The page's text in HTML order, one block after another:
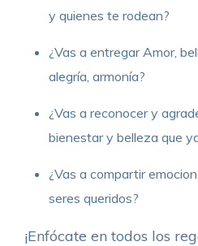
y quienes te rodean?
¿Vas a entregar Amor,
alegría, armonía?
¿Vas a reconocer y
bienestar y belleza que
¿Vas a compartir
seres queridos?
¡Enfócate en todos los